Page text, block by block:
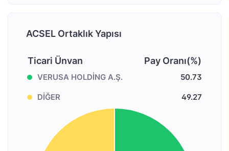
ACSEL Ortaklık Yapısı
Ticari Ünvan Pay Oranı(%)
VERUSA HOLDİNG A.Ş. 50.73
DİĞER 49.27